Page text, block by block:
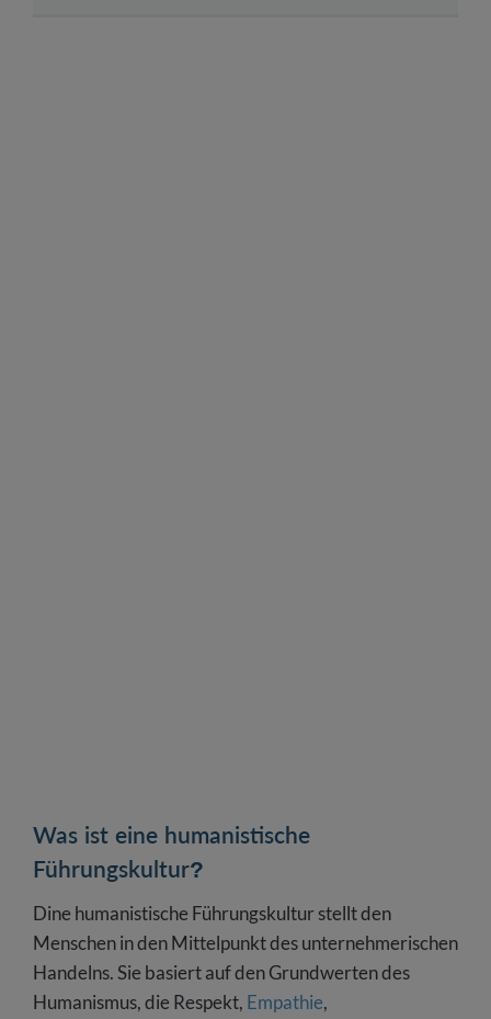
Was ist eine humanistische
Führungskultur?
Dine humanistische Führungskultur stellt den
Menschen in den Mittelpunkt des unternehmerischen
Handelns. Sie basiert auf den Grundwerten des
Humanismus, die Respekt, Empathie,